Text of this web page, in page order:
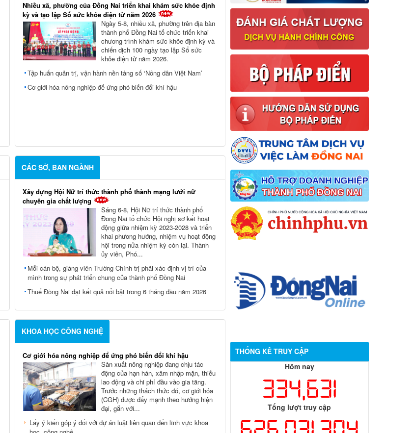
Nhiều xã, phường của Đồng Nai triển khai khám sức khỏe định
kỳ và tạo lập Sổ sức khỏe điện tử năm 2026
Ngày 5-8, nhiều xã, phường trên địa bàn
thành phố Đồng Nai tổ chức triển khai
chương trình khám sức khỏe định kỳ và
chiến dịch 100 ngày tạo lập Sổ sức
khỏe điện tử năm 2026.
Tập huấn quản trị, vận hành nền tảng số ‘Nông dân Việt Nam’
Cơ giới hóa nông nghiệp để ứng phó biến đổi khí hậu
CÁC SỞ, BAN NGÀNH
Xây dựng Hội Nữ trí thức thành phố thành mạng lưới nữ
chuyên gia chất lượng
Sáng 6-8, Hội Nữ trí thức thành phố
Đồng Nai tổ chức Hội nghị sơ kết hoạt
động giữa nhiệm kỳ 2023-2028 và triển
khai phương hướng, nhiệm vụ hoạt động
hội trong nửa nhiệm kỳ còn lại. Thành
ủy viên, Phó...
Mỗi cán bộ, giảng viên Trường Chính trị phải xác định vị trí của
mình trong sự phát triển chung của thành phố Đồng Nai
Thuế Đồng Nai đạt kết quả nổi bật trong 6 tháng đầu năm 2026
KHOA HỌC CÔNG NGHỆ
Cơ giới hóa nông nghiệp để ứng phó biến đổi khí hậu
Sản xuất nông nghiệp đang chịu tác
động của hạn hán, xâm nhập mặn, thiếu
lao động và chi phí đầu vào gia tăng.
Trước những thách thức đó, cơ giới hóa
(CGH) được đẩy mạnh theo hướng hiện
đại, gắn với...
Lấy ý kiến góp ý đối với dự án luật liên quan đến lĩnh vực khoa
THỐNG KÊ TRUY CẬP
Hôm nay
334,631
Tổng lượt truy cập